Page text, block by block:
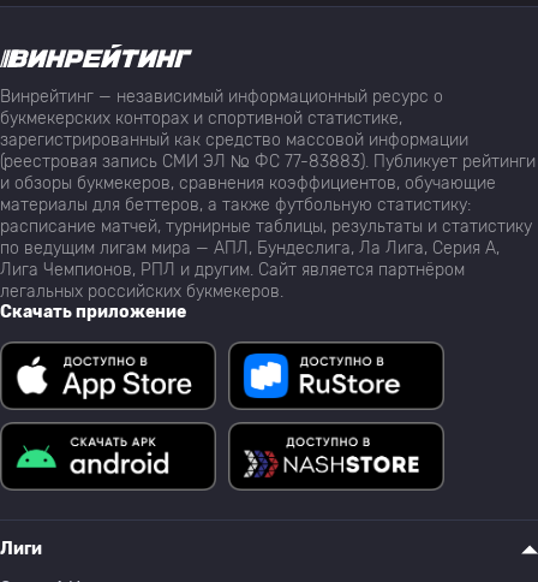
Винрейтинг — независимый информационный ресурс о
букмекерских конторах и спортивной статистике,
зарегистрированный как средство массовой информации
(реестровая запись СМИ ЭЛ № ФС 77-83883). Публикует рейтинги
и обзоры букмекеров, сравнения коэффициентов, обучающие
материалы для беттеров, а также футбольную статистику:
расписание матчей, турнирные таблицы, результаты и статистику
по ведущим лигам мира — АПЛ, Бундеслига, Ла Лига, Серия А,
Лига Чемпионов, РПЛ и другим. Сайт является партнёром
легальных российских букмекеров.
Скачать приложение
Лиги